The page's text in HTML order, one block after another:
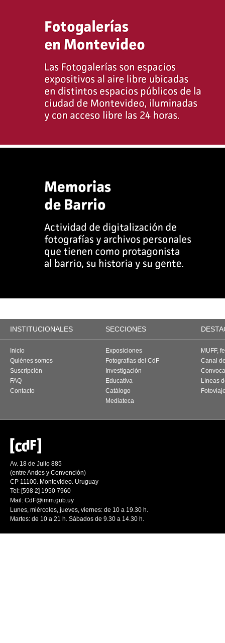
INSTITUCIONALES SECCIONES
Inicio
Quiénes somos
Suscripción
FAQ
Contacto
Exposiciones
Fotografías del CdF
Investigación
Educativa
Catálogo
Mediateca
MUFF,
Canal
Líneas
Av. 18 de Julio 885
(entre Andes y Convención)
CP 11100. Montevideo. Uruguay
Tel: [598 2] 1950 7960
Mail: CdF@imm.gub.uy
Lunes, miércoles, jueves, viernes: de 10 a 19.30 h.
Martes: de 10 a 21 h. Sábados de 9.30 a 14.30 h.